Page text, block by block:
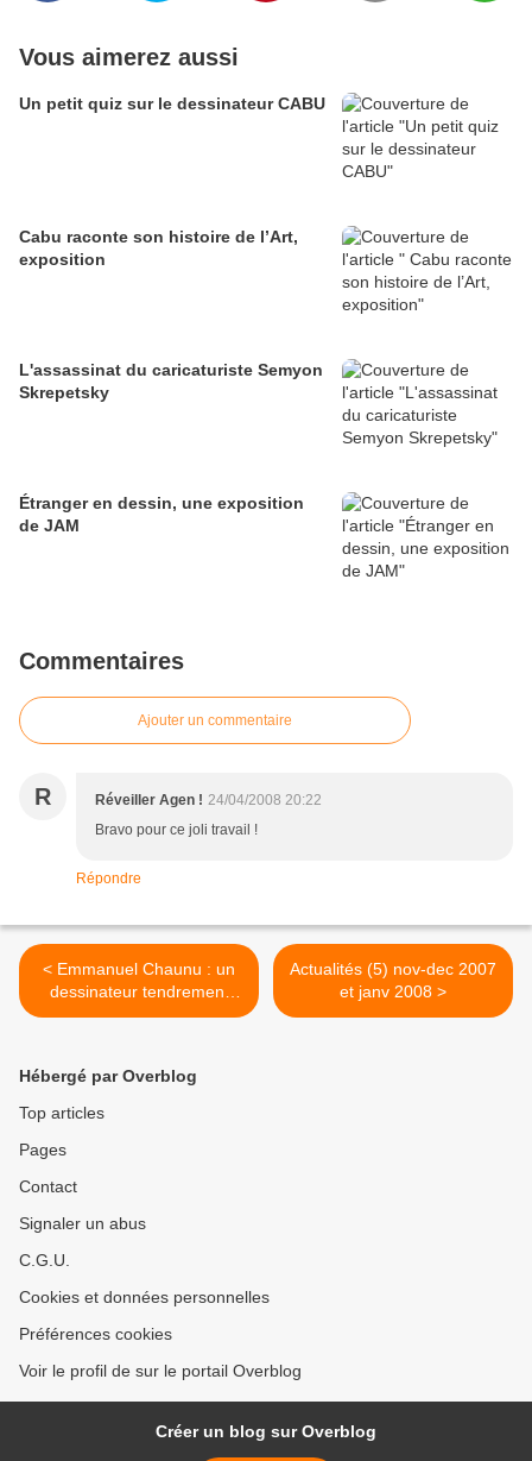
Vous aimerez aussi
Un petit quiz sur le dessinateur CABU
Cabu raconte son histoire de l’Art,
exposition
L'assassinat du caricaturiste Semyon
Skrepetsky
Étranger en dessin, une exposition
de JAM
Commentaires
Ajouter un commentaire
R Réveiller Agen ! 24/04/2008 20:22
Bravo pour ce joli travail !
Répondre
< Emmanuel Chaunu : un
dessinateur tendrement
«Vache»
Actualités (5) nov-dec 2007
et janv 2008 >
Hébergé par Overblog
Top articles
Pages
Contact
Signaler un abus
C.G.U.
Cookies et données personnelles
Préférences cookies
Voir le profil de sur le portail Overblog
Créer un blog sur Overblog